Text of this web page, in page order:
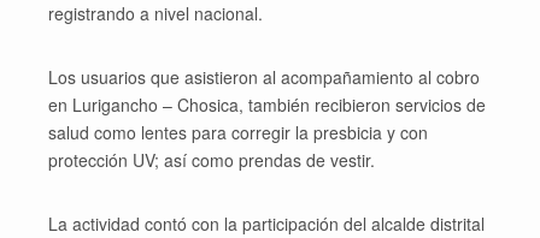
registrando a nivel nacional.
Los usuarios que asistieron al acompañamiento al cobro
en Lurigancho – Chosica, también recibieron servicios de
salud como lentes para corregir la presbicia y con
protección UV; así como prendas de vestir.
La actividad contó con la participación del alcalde distrital